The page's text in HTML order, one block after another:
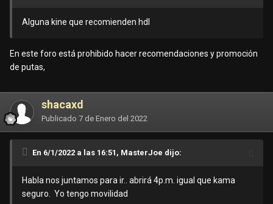
Alguna kine que recomienden hdl
En este foro está prohibido hacer recomendaciones y promoción
de putas,
shacaxd
Publicado 7 de Enero del 2022
En 6/1/2022 a las 16:51, MasterJoe dijo:
Habla nos juntamos para ir.. abrirá 4p.m. igual que kama
seguro. Yo tengo movilidad